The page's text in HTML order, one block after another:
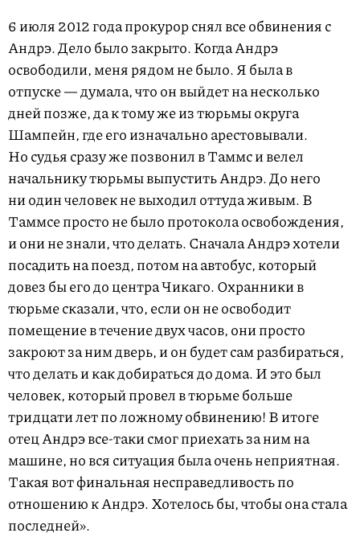
6 июля 2012 года прокурор снял все обвинения с
Андрэ. Дело было закрыто. Когда Андрэ
освободили, меня рядом не было. Я была в
отпуске — думала, что он выйдет на несколько
дней позже, да к тому же из тюрьмы округа
Шампейн, где его изначально арестовывали.
Но судья сразу же позвонил в Таммс и велел
начальнику тюрьмы выпустить Андрэ. До него
ни один человек не выходил оттуда живым. В
Таммсе просто не было протокола освобождения,
и они не знали, что делать. Сначала Андрэ хотели
посадить на поезд, потом на автобус, который
довез бы его до центра Чикаго. Охранники в
тюрьме сказали, что, если он не освободит
помещение в течение двух часов, они просто
закроют за ним дверь, и он будет сам разбираться,
что делать и как добираться до дома. И это был
человек, который провел в тюрьме больше
тридцати лет по ложному обвинению! В итоге
отец Андрэ все-таки смог приехать за ним на
машине, но вся ситуация была очень неприятная.
Такая вот финальная несправедливость по
отношению к Андрэ. Хотелось бы, чтобы она стала
последней».